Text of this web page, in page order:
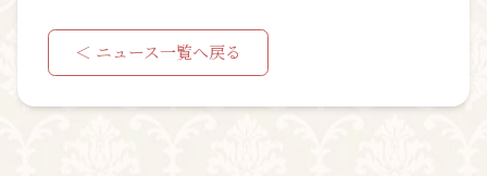
＜ ニュース一覧へ戻る